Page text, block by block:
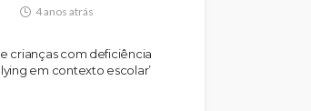
4 anos atrás
crianças com deficiência
em contexto escolar’